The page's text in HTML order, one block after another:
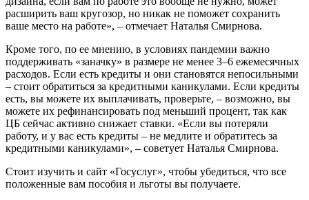
расширить ваш кругозор, но никак не поможет сохранить
ваше место на работе», – отмечает Наталья Смирнова.
Кроме того, по ее мнению, в условиях пандемии важно
поддерживать «заначку» в размере не менее 3–6 ежемесячных
расходов. Если есть кредиты и они становятся непосильными
– стоит обратиться за кредитными каникулами. Если кредиты
есть, вы можете их выплачивать, проверьте, – возможно, вы
можете их рефинансировать под меньший процент, так как
ЦБ сейчас активно снижает ставки. «Если вы потеряли
работу, и у вас есть кредиты – не медлите и обратитесь за
кредитными каникулами», – советует Наталья Смирнова.
Стоит изучить и сайт «Госуслуг», чтобы убедиться, что все
положенные вам пособия и льготы вы получаете.